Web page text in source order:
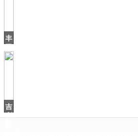
新
款
丰
版
了，
车
吉
利